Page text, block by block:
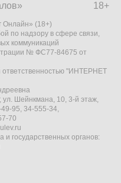
18+
Онлайн» (18+)
по надзору в сфере связи,
коммуникаций
№ ФС77-84675 от
ответственностью "ИНТЕРНЕТ
ул. Шейнкмана, 10, 3-й этаж,
95, 34-555-34,
70
государственных органов: